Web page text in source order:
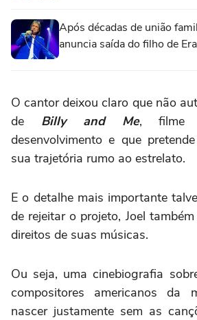
Após décadas de união
anuncia saída do filho de
O cantor deixou claro que não
de Billy and Me, filme
desenvolvimento e que
sua trajetória rumo ao estrelato.
E o detalhe mais importante
de rejeitar o projeto, Joel
direitos de suas músicas.
Ou seja, uma cinebiografia
compositores americanos da
nascer justamente sem as